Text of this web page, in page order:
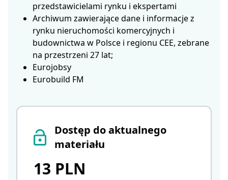
Dostęp do aktualnego
materiału
13 PLN
przedstawicielami rynku i ekspertami
Archiwum zawierające dane i informacje z
rynku nieruchomości komercyjnych i
budownictwa w Polsce i regionu CEE, zebrane
na przestrzeni 27 lat;
Eurojobsy
Eurobuild FM